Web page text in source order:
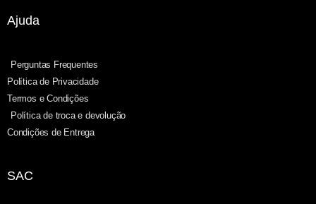
Ajuda
Perguntas Frequentes
Política de Privacidade
Termos e Condições
Política de troca e devolução
Condições de Entrega
SAC